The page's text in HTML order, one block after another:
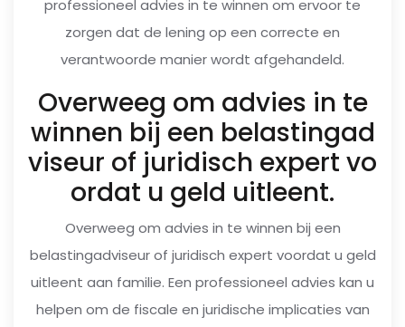
professioneel advies in te winnen om ervoor te
zorgen dat de lening op een correcte en
verantwoorde manier wordt afgehandeld.
Overweeg om advies in te
winnen bij een belastingad
viseur of juridisch expert vo
ordat u geld uitleent.
Overweeg om advies in te winnen bij een
belastingadviseur of juridisch expert voordat u geld
uitleent aan familie. Een professioneel advies kan u
helpen om de fiscale en juridische implicaties van